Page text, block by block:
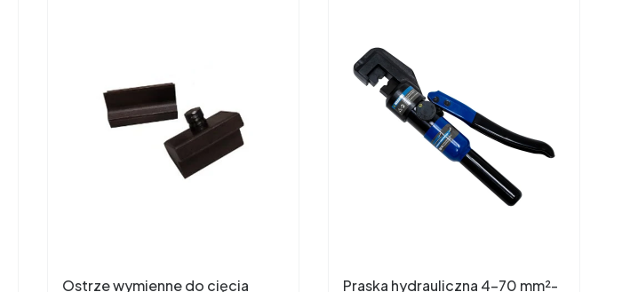
Ostrze wymienne do cięcia
Praska hydrauliczna 4-70 mm²-